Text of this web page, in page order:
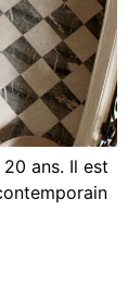
ans. Il est